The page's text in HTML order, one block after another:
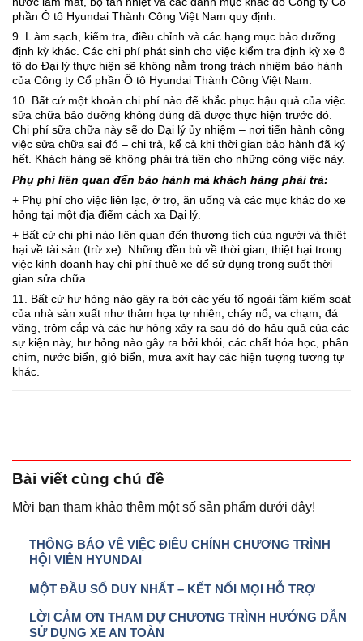
phần Ô tô Hyundai Thành Công Việt Nam quy định.
9. L àm sạch, kiểm tra, điều chỉnh và các hạng mục bảo dưỡng
định kỳ khác. Các chi phí phát sinh cho việc kiểm tra định kỳ xe ô
tô do Đại lý thực hiện sẽ không nằm trong trách nhiệm bảo hành
của Công ty Cổ phần Ô tô Hyundai Thành Công Việt Nam.
10. Bất cứ một khoản chi phí nào để khắc phục hậu quả của việc
sửa chữa bảo dưỡng không đúng đã được thực hiện trước đó.
Chi phí sữa chữa này sẽ do Đại lý ủy nhiệm – nơi tiến hành công
việc sửa chữa sai đó – chi trả, kể cả khi thời gian bảo hành đã ký
hết. Khách hàng sẽ không phải trả tiền cho những công việc này.
Phụ phí liên quan đến bảo hành mà khách hàng phải trả:
+ Phụ phí cho việc liên lạc, ở trọ, ăn uống và các mục khác do xe
hỏng tại một địa điểm cách xa Đại lý.
+ Bất cứ chi phí nào liên quan đến thương tích của người và thiệt
hại về tài sản (trừ xe). Những đền bù về thời gian, thiệt hại trong
việc kinh doanh hay chi phí thuê xe để sử dụng trong suốt thời
gian sửa chữa.
11. Bất cứ hư hỏng nào gây ra bởi các yếu tố ngoài tầm kiểm soát
của nhà sản xuất như thảm họa tự nhiên, cháy nổ, va chạm, đá
văng, trộm cắp và các hư hỏng xảy ra sau đó do hậu quả của các
sự kiện này, hư hỏng nào gây ra bởi khói, các chất hóa học, phân
chim, nước biển, gió biển, mưa axít hay các hiện tượng tương tự
khác.
Bài viết cùng chủ đề
Mời bạn tham khảo thêm một số sản phẩm dưới đây!
THÔNG BÁO VỀ VIỆC ĐIỀU CHỈNH CHƯƠNG TRÌNH
HỘI VIÊN HYUNDAI
MỘT ĐẦU SỐ DUY NHẤT – KẾT NỐI MỌI HỖ TRỢ
LỜI CẢM ƠN THAM DỰ CHƯƠNG TRÌNH HƯỚNG DẪN
SỬ DỤNG XE AN TOÀN